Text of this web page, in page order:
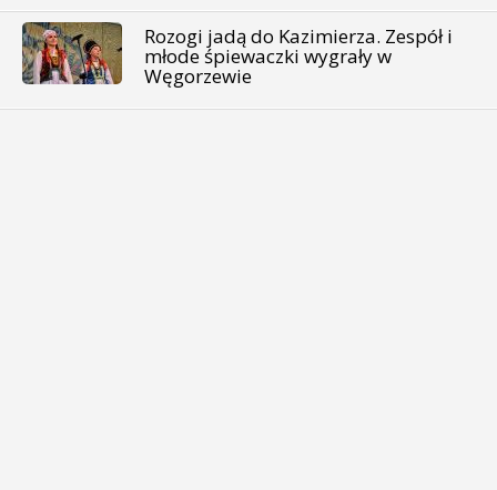
Rozogi jadą do Kazimierza. Zespół i
młode śpiewaczki wygrały w
Węgorzewie